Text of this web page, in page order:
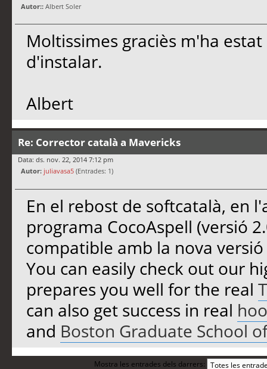
Autor:: Albert Soler
Moltissimes graciès m'ha
d'instalar.
Albert
Re: Corrector català a Mavericks
Data: ds. nov. 22, 2014 7:12 pm
Autor: juliavasa5 (Entrades: 1)
En el rebost de softcatalà, en
programa CocoAspell (versió
compatible amb la nova
You can easily check out our
prepares you well for the real
can also get success in real
and Boston Graduate School
Mostra les entrades dels darrers: